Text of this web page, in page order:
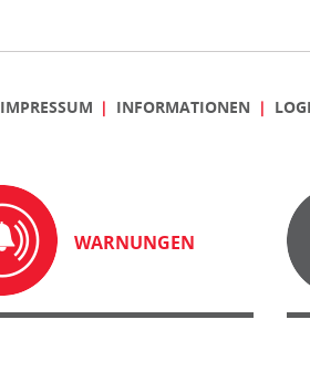
IMPRESSUM INFORMATIONEN
WARNUNGEN